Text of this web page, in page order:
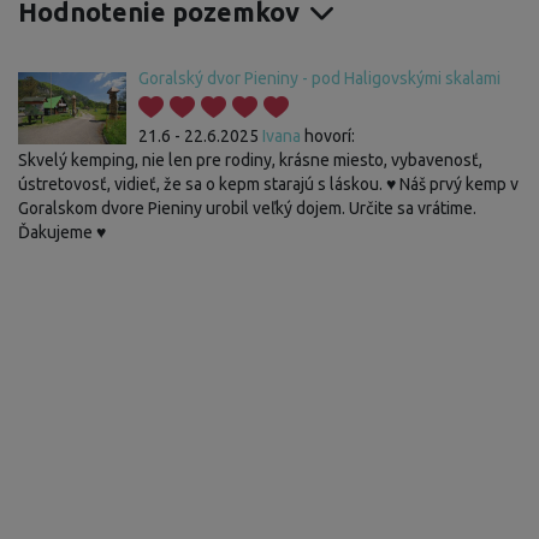
Hodnotenie pozemkov
Goralský dvor Pieniny - pod Haligovskými skalami
21.6 - 22.6.2025 Ivana hovorí:
Skvelý kemping, nie len pre rodiny, krásne miesto, vybavenosť,
ústretovosť, vidieť, že sa o kepm starajú s láskou. ♥️ Náš prvý kemp v
Goralskom dvore Pieniny urobil veľký dojem. Určite sa vrátime.
Ďakujeme ♥️